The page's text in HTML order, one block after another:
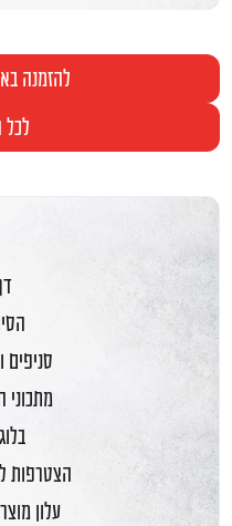
להזמנה
לכל
סניפים
הצטרפות
עלון